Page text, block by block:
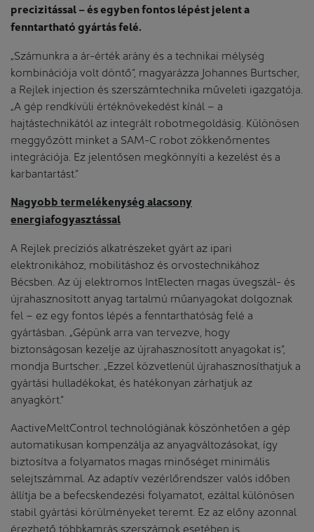
precizitással – és egyben fontos lépést jelent a
fenntartható gyártás felé.
„Számunkra a ár-érték arány és a technikai mélység
kombinációja volt döntő”, magyarázza Johannes Burtscher,
a Rejlek injection és szerszámtechnika műveleti igazgatója.
„A gép rendkívüli értéknövekedést kínál – a
hajtástechnikától az integrált robotmegoldásig. Különösen
meggyőzött minket a SAM-C robot zökkenőmentes
integrációja. Ez jelentősen megkönnyíti a kezelést és a
karbantartást.”
Nagyobb termelékenység alacsony
energiafogyasztással
A Rejlek precíziós alkatrészeket gyárt az ipari
elektronikához, mobilitáshoz és orvostechnikához
Bécsben. Az új elektromos IntElecten magas üvegszál- és
újrahasznosított anyag tartalmú műanyagokat dolgoznak
fel – ez egy fontos lépés a fenntarthatóság felé a
gyártásban. „Gépünk arra van tervezve, hogy
biztonságosan kezelje az újrahasznosított anyagokat is”,
mondja Burtscher. „Ezzel közvetlenül újrahasznosíthatjuk a
gyártási hulladékokat, és hatékonyan zárhatjuk az
anyagkört.”
AactiveMeltControl technológiának köszönhetően a gép
automatikusan kompenzálja az anyagváltozásokat, így
biztosítva a folyamatos magas minőséget minimális
selejtszámmal. Az adaptív vezérlőrendszer valós időben
állítja be a befecskendezési folyamatot, ezáltal különösen
stabil gyártási körülményeket teremt. Ez az előny azonnal
érezhető többkamrás szerszámok esetében is.